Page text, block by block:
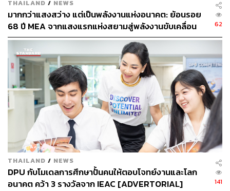
กิโลกรัมต่อเดือน ยังพบขยะติดเชื้อประเภทหน้ากากอนามัย
ใช้แล้วกว่า 55,000 ชิ้นใน T77 Community”
THAILAND / NEWS
มากกว่าแสงสว่าง แต่เป็นพลังงานแห่งอนาคต: ย้อนรอย
68 ปี MEA จากแสงแรกแห่งสยามสู่พลังงานขับเคลื่อน
เมือง ผ่าน MEA SPARK
62
THAILAND / NEWS
DPU กับโมเดลการศึกษาปั้นคนให้ตอบโจทย์งานและโลก
อนาคต คว้า 3 รางวัลจาก IEAC [ADVERTORIAL]
141